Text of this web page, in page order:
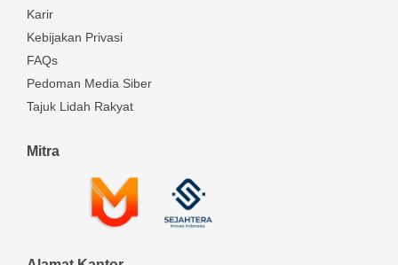
Karir
Kebijakan Privasi
FAQs
Pedoman Media Siber
Tajuk Lidah Rakyat
Mitra